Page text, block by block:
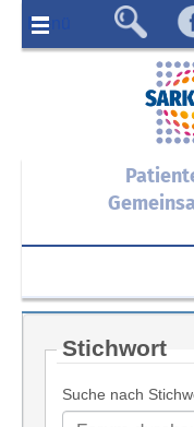
Menü
Stichwort
Suche nach